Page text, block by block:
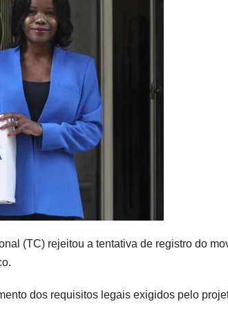
(TC) rejeitou a tentativa de registro do
dos requisitos legais exigidos pelo